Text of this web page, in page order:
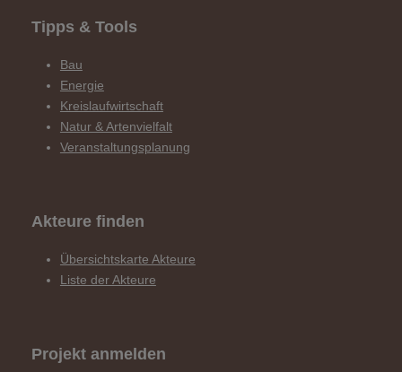
Tipps & Tools
Bau
Energie
Kreislaufwirtschaft
Natur & Artenvielfalt
Veranstaltungsplanung
Akteure finden
Übersichtskarte Akteure
Liste der Akteure
Projekt anmelden